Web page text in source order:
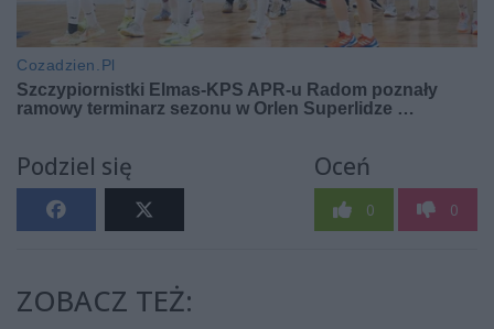
Podziel się Oceń
0 0
ZOBACZ TEŻ: